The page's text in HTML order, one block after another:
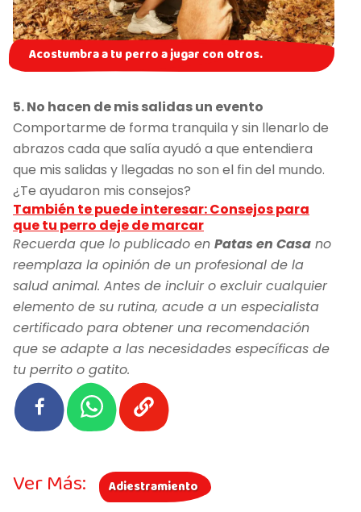
Acostumbra a tu perro a jugar con otros.
5. No hacen de mis salidas un evento
Comportarme de forma tranquila y sin llenarlo de
abrazos cada que salía ayudó a que entendiera
que mis salidas y llegadas no son el fin del mundo.
¿Te ayudaron mis consejos?
También te puede interesar: Consejos para
que tu perro deje de marcar
Recuerda que lo publicado en Patas en Casa no
reemplaza la opinión de un profesional de la
salud animal. Antes de incluir o excluir cualquier
elemento de su rutina, acude a un especialista
certificado para obtener una recomendación
que se adapte a las necesidades específicas de
tu perrito o gatito.
Ver Más: Adiestramiento